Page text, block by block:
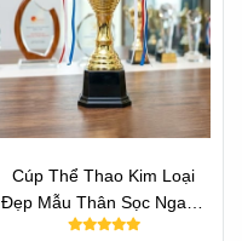
Cúp Thể Thao Kim Loại
Đẹp Mẫu Thân Sọc Ngang
Đẹp